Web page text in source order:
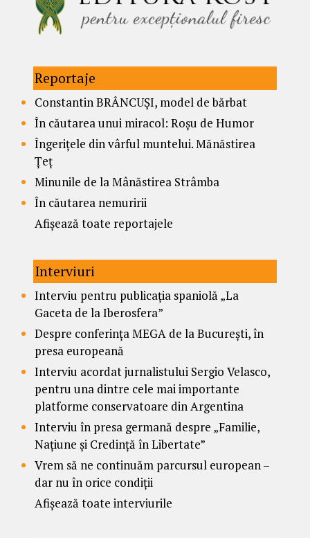
Reportaje
Constantin BRÂNCUȘI, model de bărbat
În căutarea unui miracol: Roșu de Humor
Îngerițele din vârful muntelui. Mănăstirea
Țeț
Minunile de la Mânăstirea Strâmba
În căutarea nemuririi
Afișează toate reportajele
Interviuri
Interviu pentru publicația spaniolă „La
Gaceta de la Iberosfera”
Despre conferința MEGA de la București, în
presa europeană
Interviu acordat jurnalistului Sergio Velasco,
pentru una dintre cele mai importante
platforme conservatoare din Argentina
Interviu în presa germană despre „Familie,
Națiune și Credință în Libertate”
Vrem să ne continuăm parcursul european –
dar nu în orice condiții
Afișează toate interviurile